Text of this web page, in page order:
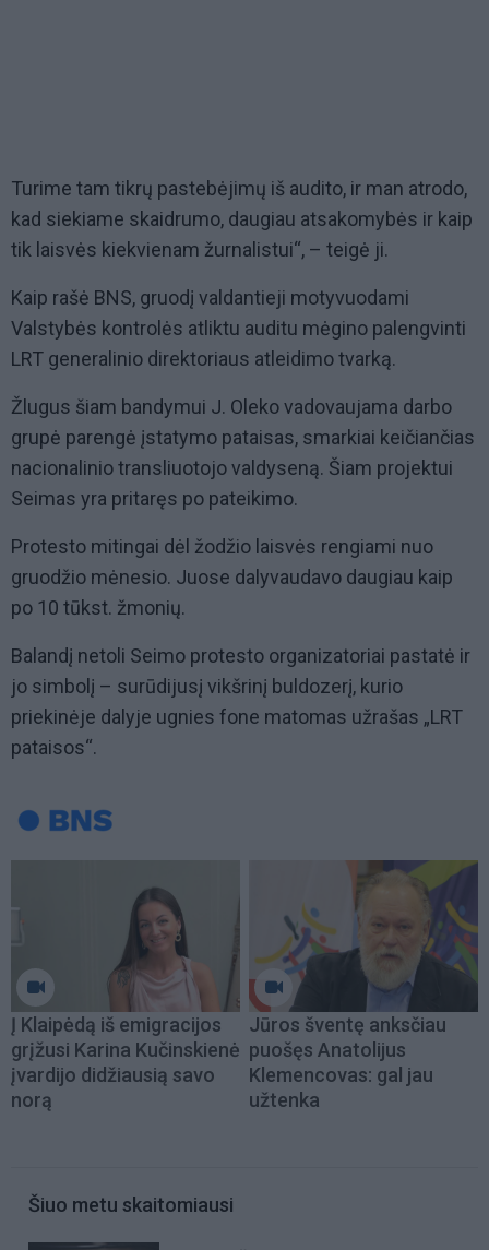
Turime tam tikrų pastebėjimų iš audito, ir man atrodo,
kad siekiame skaidrumo, daugiau atsakomybės ir kaip
tik laisvės kiekvienam žurnalistui“, – teigė ji.
Kaip rašė BNS, gruodį valdantieji motyvuodami
Valstybės kontrolės atliktu auditu mėgino palengvinti
LRT generalinio direktoriaus atleidimo tvarką.
Žlugus šiam bandymui J. Oleko vadovaujama darbo
grupė parengė įstatymo pataisas, smarkiai keičiančias
nacionalinio transliuotojo valdyseną. Šiam projektui
Seimas yra pritaręs po pateikimo.
Protesto mitingai dėl žodžio laisvės rengiami nuo
gruodžio mėnesio. Juose dalyvaudavo daugiau kaip
po 10 tūkst. žmonių.
Balandį netoli Seimo protesto organizatoriai pastatė ir
jo simbolį – surūdijusį vikšrinį buldozerį, kurio
priekinėje dalyje ugnies fone matomas užrašas „LRT
pataisos“.
Į Klaipėdą iš emigracijos
grįžusi Karina Kučinskienė
įvardijo didžiausią savo
norą
Jūros šventę anksčiau
puošęs Anatolijus
Klemencovas: gal jau
užtenka
Šiuo metu skaitomiausi